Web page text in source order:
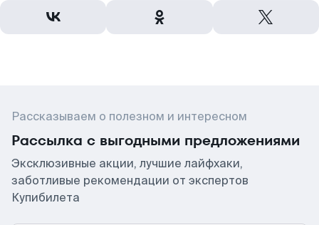
Рассказываем о полезном и интересном
Рассылка с выгодными предложениями
Эксклюзивные акции, лучшие лайфхаки,
заботливые рекомендации от экспертов
Купибилета